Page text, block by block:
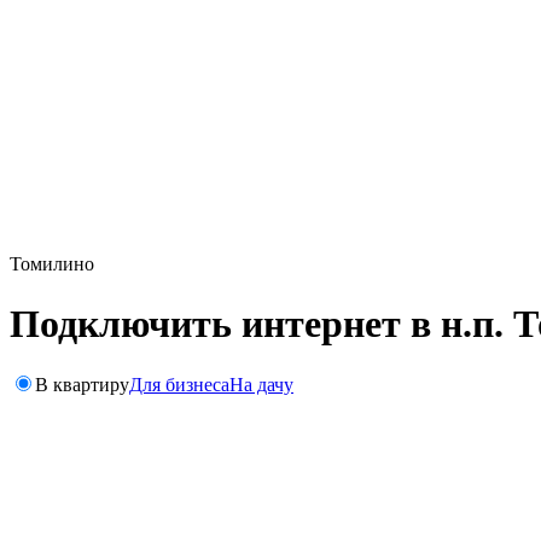
Томилино
Подключить интернет в н.п.
В квартируДля бизнесаНа дачу